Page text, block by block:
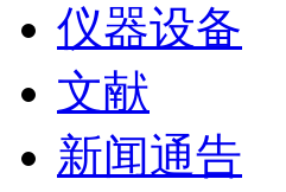
仪器设备
文献
新闻通告